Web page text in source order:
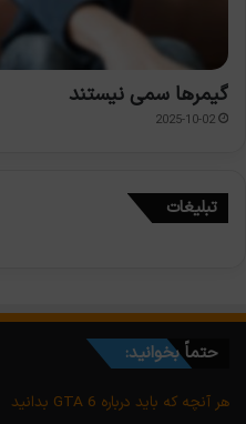
گیمرها سمی نیستند
2025-10-02
تبلیغات
حتماً بخوانید:
هر آنچه که باید درباره GTA 6 بدانید